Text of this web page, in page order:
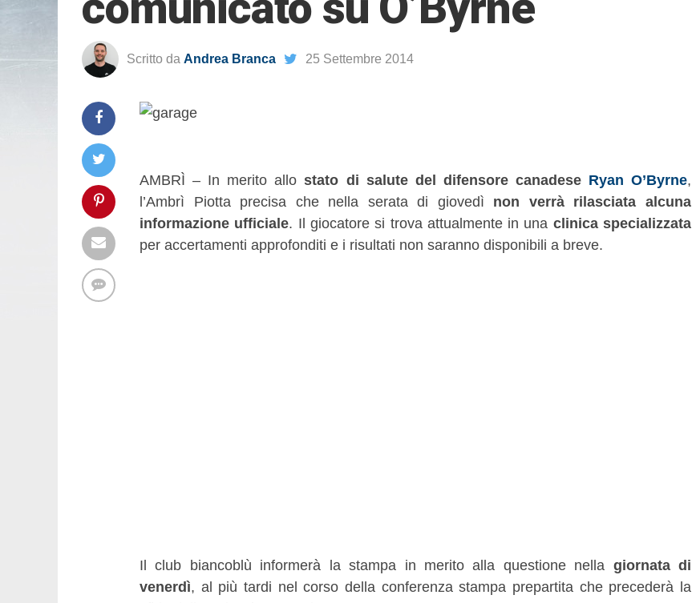
Scritto da Andrea Branca 25 Settembre 2014
AMBRÌ – In merito allostato di salute del difensore canadese Ryan O’Byrne,
l’Ambrì Piotta precisa che nella serata di giovedì non verrà rilasciata alcuna
informazione ufficiale. Il giocatore si trova attualmente in una clinica specializzata
per accertamenti approfonditi e i risultati non saranno disponibili a breve.
Il club biancoblù informerà la stampa in merito alla questione nella giornata di
venerdì, al più tardi nel corso della conferenza stampa prepartita che precederà la